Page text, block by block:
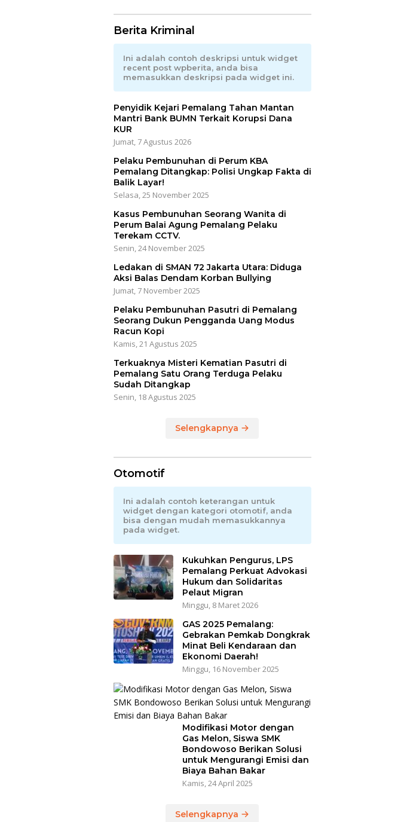
Berita Kriminal
Ini adalah contoh deskripsi untuk widget
recent post wpberita, anda bisa
memasukkan deskripsi pada widget ini.
Penyidik Kejari Pemalang Tahan Mantan
Mantri Bank BUMN Terkait Korupsi Dana
KUR
Jumat, 7 Agustus 2026
Pelaku Pembunuhan di Perum KBA
Pemalang Ditangkap: Polisi Ungkap Fakta di
Balik Layar!
Selasa, 25 November 2025
Kasus Pembunuhan Seorang Wanita di
Perum Balai Agung Pemalang Pelaku
Terekam CCTV.
Senin, 24 November 2025
Ledakan di SMAN 72 Jakarta Utara: Diduga
Aksi Balas Dendam Korban Bullying
Jumat, 7 November 2025
Pelaku Pembunuhan Pasutri di Pemalang
Seorang Dukun Pengganda Uang Modus
Racun Kopi
Kamis, 21 Agustus 2025
Terkuaknya Misteri Kematian Pasutri di
Pemalang Satu Orang Terduga Pelaku
Sudah Ditangkap
Senin, 18 Agustus 2025
Selengkapnya
Otomotif
Ini adalah contoh keterangan untuk
widget dengan kategori otomotif, anda
bisa dengan mudah memasukkannya
pada widget.
Kukuhkan Pengurus, LPS
Pemalang Perkuat Advokasi
Hukum dan Solidaritas
Pelaut Migran
Minggu, 8 Maret 2026
GAS 2025 Pemalang:
Gebrakan Pemkab Dongkrak
Minat Beli Kendaraan dan
Ekonomi Daerah!
Minggu, 16 November 2025
Modifikasi Motor dengan
Gas Melon, Siswa SMK
Bondowoso Berikan Solusi
untuk Mengurangi Emisi dan
Biaya Bahan Bakar
Kamis, 24 April 2025
Selengkapnya